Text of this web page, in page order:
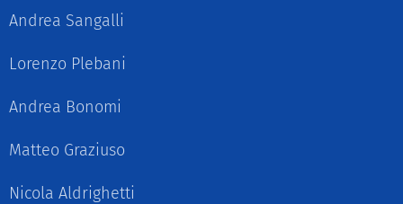
Andrea Sangalli
Lorenzo Plebani
Andrea Bonomi
Matteo Graziuso
Nicola Aldrighetti